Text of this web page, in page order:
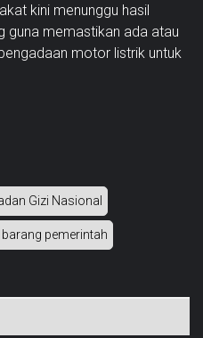
kini menunggu hasil
guna memastikan ada atau
motor listrik untuk
Gizi Nasional
pemerintah